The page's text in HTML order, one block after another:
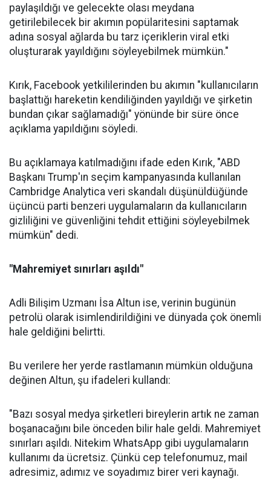
paylaşıldığı ve gelecekte olası meydana
getirilebilecek bir akımın popülaritesini saptamak
adına sosyal ağlarda bu tarz içeriklerin viral etki
oluşturarak yayıldığını söyleyebilmek mümkün."
Kırık, Facebook yetkililerinden bu akımın "kullanıcıların
başlattığı hareketin kendiliğinden yayıldığı ve şirketin
bundan çıkar sağlamadığı" yönünde bir süre önce
açıklama yapıldığını söyledi.
Bu açıklamaya katılmadığını ifade eden Kırık, "ABD
Başkanı Trump'ın seçim kampanyasında kullanılan
Cambridge Analytica veri skandalı düşünüldüğünde
üçüncü parti benzeri uygulamaların da kullanıcıların
gizliliğini ve güvenliğini tehdit ettiğini söyleyebilmek
mümkün" dedi.
"Mahremiyet sınırları aşıldı"
Adli Bilişim Uzmanı İsa Altun ise, verinin bugünün
petrolü olarak isimlendirildiğini ve dünyada çok önemli
hale geldiğini belirtti.
Bu verilere her yerde rastlamanın mümkün olduğuna
değinen Altun, şu ifadeleri kullandı:
"Bazı sosyal medya şirketleri bireylerin artık ne zaman
boşanacağını bile önceden bilir hale geldi. Mahremiyet
sınırları aşıldı. Nitekim WhatsApp gibi uygulamaların
kullanımı da ücretsiz. Çünkü cep telefonumuz, mail
adresimiz, adımız ve soyadımız birer veri kaynağı.